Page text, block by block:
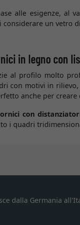
alle esigenze, al
considerare un vetro
in legno con
al profilo molto
con motivi in
anche per
con
i quadri
dalla Germania